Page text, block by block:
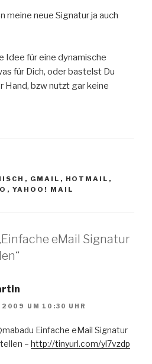
meine neue Signatur ja auch
Idee für eine dynamische
für Dich, oder bastelst Du
Hand, bzw nutzt gar keine
, GMAIL , HOTMAIL ,
, YAHOO! MAIL
eMail Signatur
2009 UM 10:30 UHR
Einfache eMail Signatur
– http://tinyurl.com/yl7vzdp